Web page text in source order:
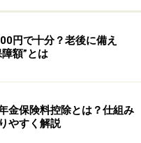
する
するだけで、1年間で
円で十分？老後に備え
額”とは
金保険料控除とは？仕組み
やすく解説